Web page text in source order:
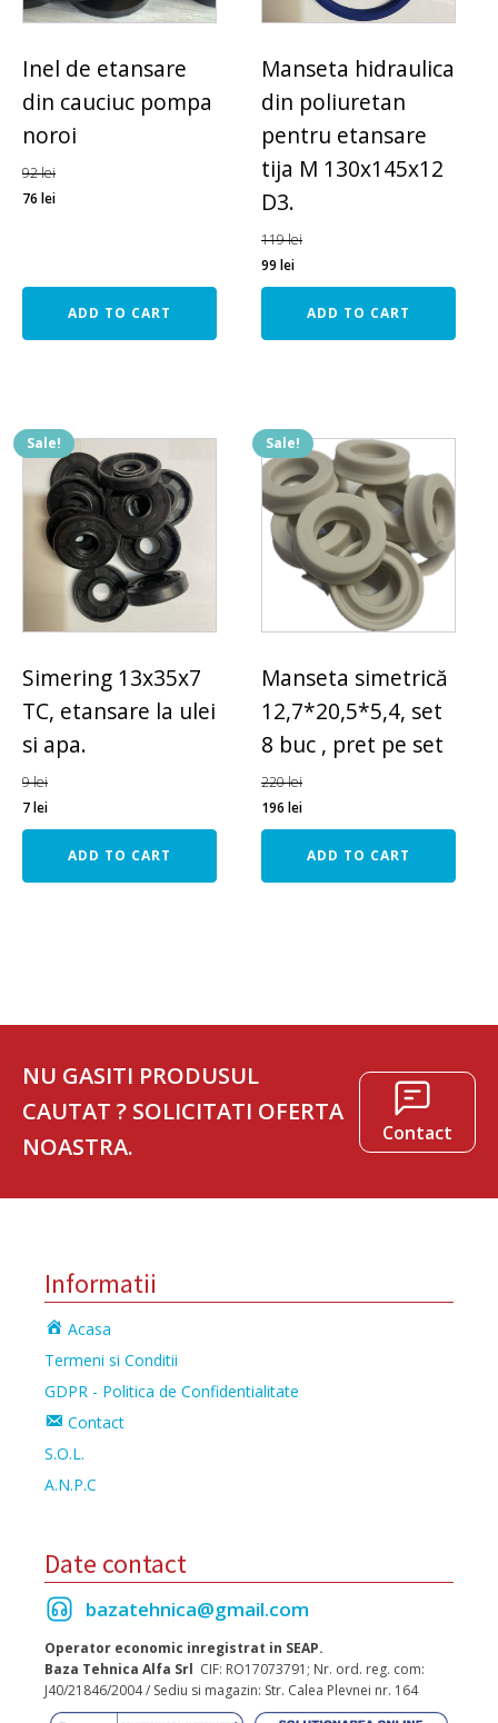
Inel de etansare
din cauciuc pompa
noroi
92lei
76 lei
ADD TO CART
Manseta hidraulica
din poliuretan
pentru etansare
tija M 130x145x12
D3.
119lei
99lei
ADD TO CART
Sale!
Simering 13x35x7
TC, etansare la ulei
si apa.
9lei
7lei
ADD TO CART
Sale!
Manseta simetrică
12,7*20,5*5,4, set
8 buc , pret pe set
220lei
196lei
ADD TO CART
NU GASITI PRODUSUL
CAUTAT ? SOLICITATI OFERTA
NOASTRA.
Contact
Informatii
Acasa
Termeni si Conditii
GDPR - Politica de Confidentialitate
Contact
S.O.L.
A.N.P.C
Date contact
bazatehnica@gmail.com
Operator economic inregistrat in SEAP.
Baza Tehnica Alfa Srl CIF: RO17073791; Nr. ord. reg. com:
J40/21846/2004 / Sediu si magazin: Str. Calea Plevnei nr. 164